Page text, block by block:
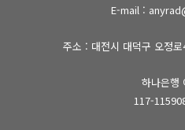
E-mail :
주소 : 대전시 대덕구 오정
하나은행
117-